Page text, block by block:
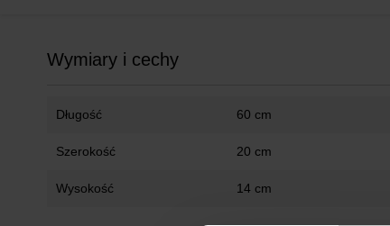
Wymiary i cechy
Długość 60 cm
Szerokość 20 cm
Wysokość 14 cm